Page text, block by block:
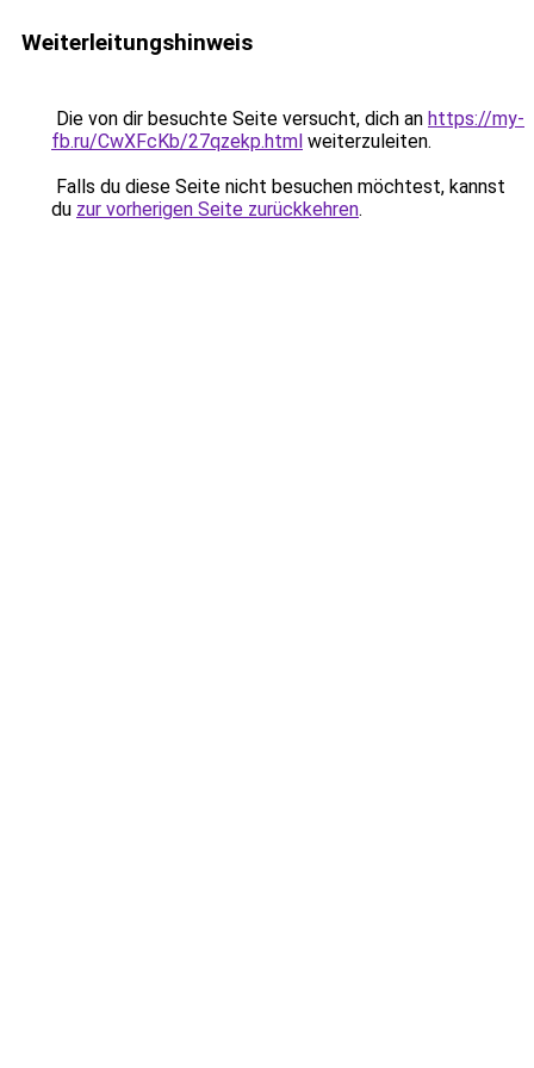
Weiterleitungshinweis
Die von dir besuchte Seite versucht, dich an https://my-
fb.ru/CwXFcKb/27qzekp.html weiterzuleiten.
Falls du diese Seite nicht besuchen möchtest, kannst
du zur vorherigen Seite zurückkehren.